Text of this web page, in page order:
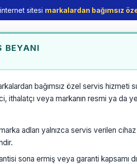
sitesi markalardan bağımsız
BEYANI
bağımsız özel servis hizmeti
ithalatçı veya markanın resmi ya da
adları yalnızca servis verilen
sona ermiş veya garanti kapsamı